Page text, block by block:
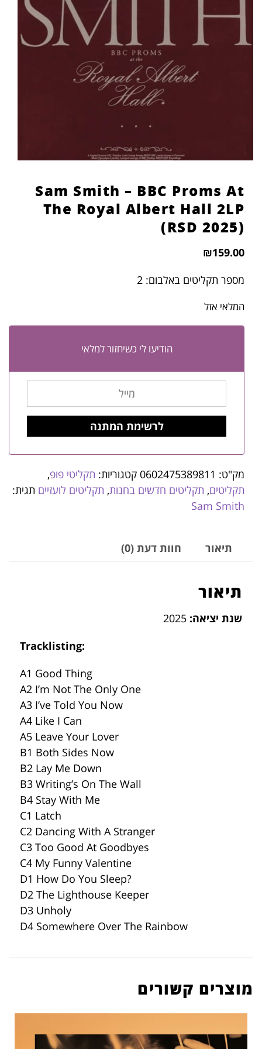
לאפס
את
כל
האפשרויות
cached
Sam Smith – BBC Proms At
The Royal Albert Hall 2LP
(RSD 2025)
₪159.00
מספר תקליטים באלבום: 2
המלאי אזל
הודיעו לי כשיחזור למלאי
מק"ט: 0602475389811 קטגוריות: תקליטי פופ,
תקליטים, תקליטים חדשים בחנות, תקליטים לועזיים תגית:
Sam Smith
תיאור חוות דעת (0)
תיאור
שנת יציאה:
Tracklisting:
A1 Good Thing
A2 I’m Not The Only One
A3 I’ve Told You Now
A4 Like I Can
A5 Leave Your Lover
B1 Both Sides Now
B2 Lay Me Down
B3 Writing’s On The Wall
B4 Stay With Me
C1 Latch
C2 Dancing With A Stranger
C3 Too Good At Goodbyes
C4 My Funny Valentine
D1 How Do You Sleep?
D2 The Lighthouse Keeper
D3 Unholy
D4 Somewhere Over The Rainbow
מוצרים קשורים